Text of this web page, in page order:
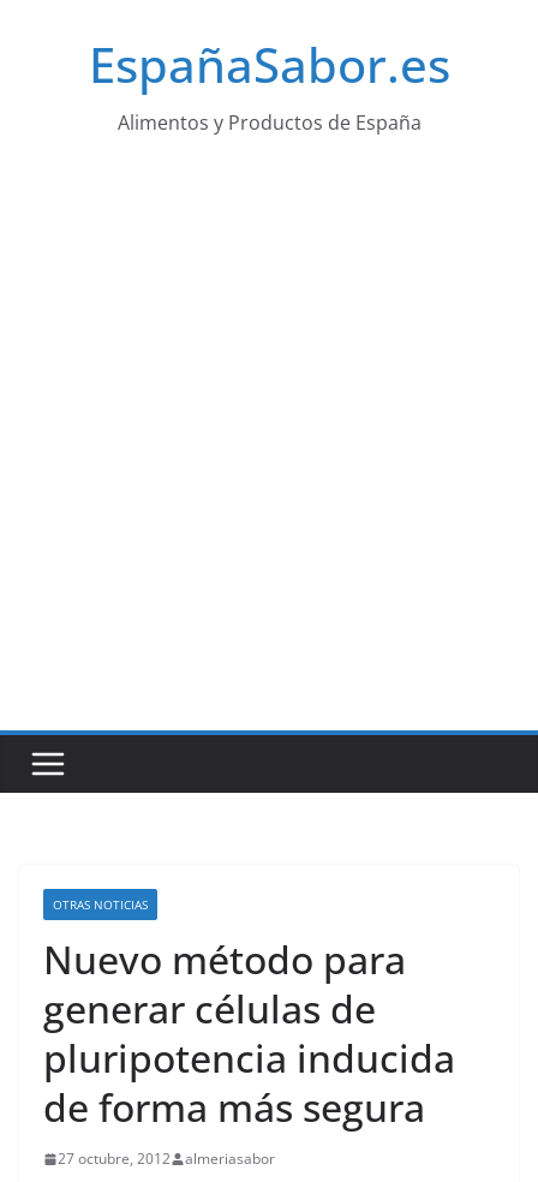
EspañaSabor.es
Alimentos y Productos de España
OTRAS NOTICIAS
Nuevo método para
generar células de
pluripotencia inducida
de forma más segura
27 octubre, 2012 almeriasabor